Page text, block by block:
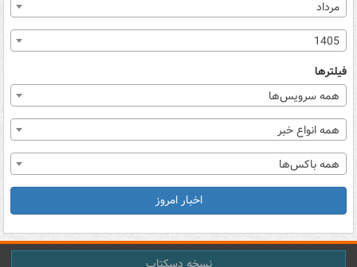
مرداد
1405
فیلترها
همه سرویس‌ها
همه انواع خبر
همه باکس‌ها
اخبار امروز